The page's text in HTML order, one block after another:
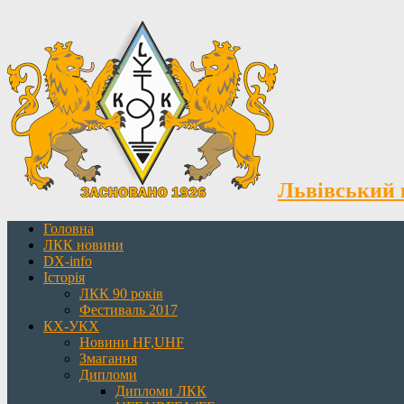
Львівський
Головна
ЛКК новини
DX-info
Історія
ЛКК 90 років
Фестиваль 2017
КХ-УКХ
Новини HF,UHF
Змагання
Дипломи
Дипломи ЛКК